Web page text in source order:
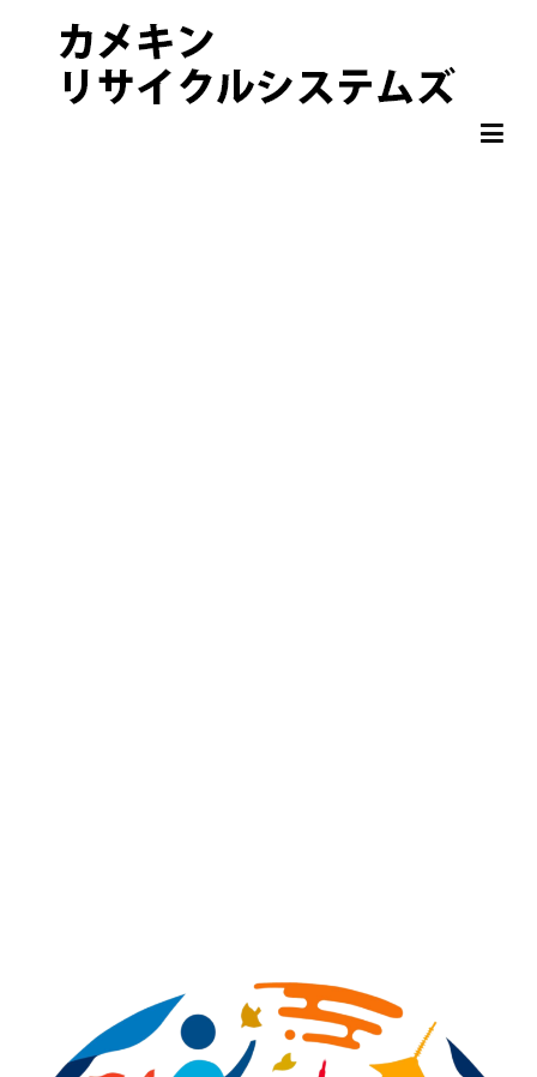
非鉄金属 OA機器 スクラップ 処分・買取りならカメキンリサイクル